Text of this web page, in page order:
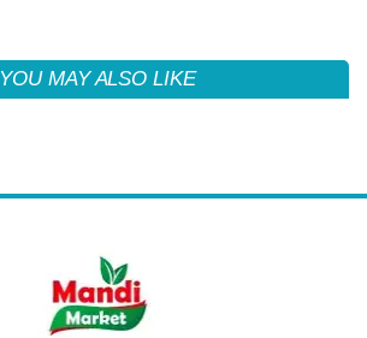
YOU MAY ALSO LIKE